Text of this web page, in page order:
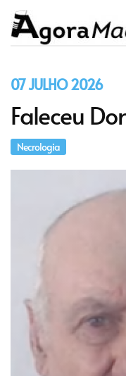
07 JULHO 2026
Faleceu
Necrologia